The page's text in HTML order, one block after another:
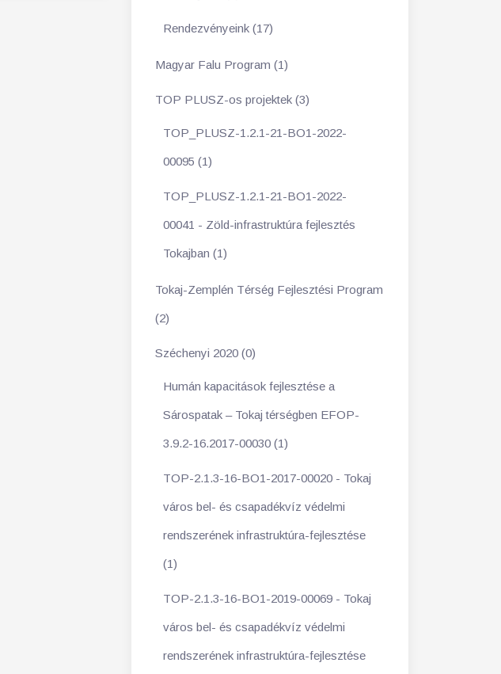
Rendezvényeink (17)
Magyar Falu Program (1)
TOP PLUSZ-os projektek (3)
TOP_PLUSZ-1.2.1-21-BO1-2022-
00095 (1)
TOP_PLUSZ-1.2.1-21-BO1-2022-
00041 - Zöld-infrastruktúra fejlesztés
Tokajban (1)
Tokaj-Zemplén Térség Fejlesztési Program
(2)
Széchenyi 2020 (0)
Humán kapacitások fejlesztése a
Sárospatak – Tokaj térségben EFOP-
3.9.2-16.2017-00030 (1)
TOP-2.1.3-16-BO1-2017-00020 - Tokaj
város bel- és csapadékvíz védelmi
rendszerének infrastruktúra-fejlesztése
(1)
TOP-2.1.3-16-BO1-2019-00069 - Tokaj
város bel- és csapadékvíz védelmi
rendszerének infrastruktúra-fejlesztése